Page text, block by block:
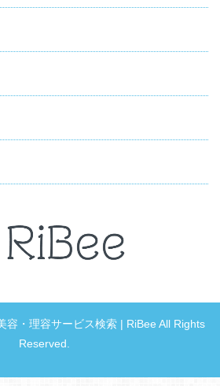
・理容サービス検索 | RiBee All Rights
Reserved.